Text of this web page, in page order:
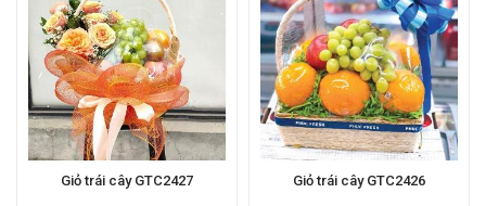
Giỏ trái cây GTC2427 Giỏ trái cây GTC2426